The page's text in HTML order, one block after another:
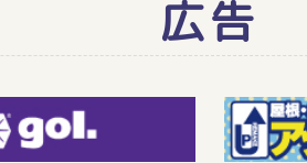
広告